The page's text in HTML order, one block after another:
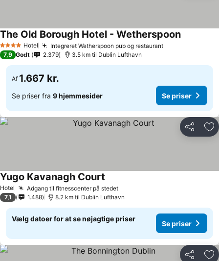
4 StjernerHotel Integreret Wetherspoon pub og restaurant
The Old Borough Hotel - Wetherspoon
7,9 Godt 2.379 3.5 km til Dublin Lufthavn
Af 1.667 kr.
Se priser fra 9 hjemmesider Se priser
Del
Hotel Adgang til fitnesscenter på stedet
Yugo Kavanagh Court
7,1 1.488 8.2 km til Dublin Lufthavn
Vælg datoer for at se nøjagtige priser
Se priser
Del